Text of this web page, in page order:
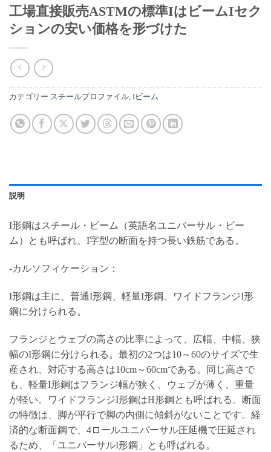
工場直接販売ASTMの標準IはビームIセク
ションの安い価格を形づけた
カテゴリー スチールプロファイル, Iビーム
説明
I形鋼はスチール・ビーム（英語名ユニバーサル・ビー
ム）とも呼ばれ、I字型の断面を持つ長い鉄筋である。
-カルソフィケーション：
I形鋼は主に、普通I形鋼、軽量I形鋼、ワイドフランジI形
鋼に分けられる。
フランジとウェブの高さの比率によって、広幅、中幅、狭
幅のI形鋼に分けられる。最初の2つは10～60のサイズで生
産され、対応する高さは10cm～60cmである。同じ高さで
も、軽量I形鋼はフランジ幅が狭く、ウェブが薄く、重量
が軽い。ワイドフランジI形鋼はH形鋼とも呼ばれる。断面
の特徴は、脚が平行で脚の内側に傾斜がないことです。経
済的な断面鋼で、4ロールユニバーサル圧延機で圧延され
るため、「ユニバーサルI形鋼」とも呼ばれる。